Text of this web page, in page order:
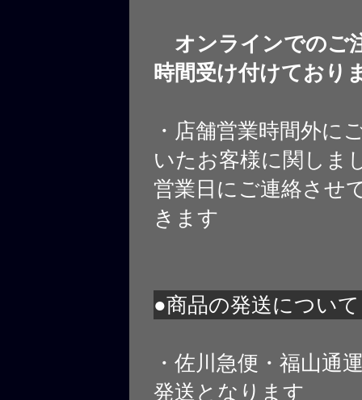
オンラインでのご
時間受け付けており
・店舗営業時間外に
いたお客様に関しま
営業日にご連絡させ
きます
●商品の発送について
・佐川急便・福山通
発送となります